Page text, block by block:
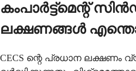
കംപാര്‍ട്ട്‌മെന്റ്
ലക്ഷണങ്ങള്‍
CECS ന്റെ പ്രധാന ലക്ഷണം